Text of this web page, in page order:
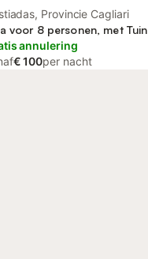
Provincie Cagliari
voor 8 personen, met Tuin
annulering
€ 100per nacht